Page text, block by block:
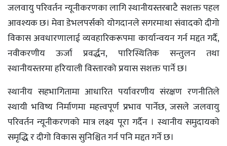
जलवायु परिवर्तन न्यूनीकरणका लागि स्थानीयस्तरबाटै सशक्त पहल
आवश्यक छ। मेवा डेभलपर्सको योगदानले सगरमाथा संवादको दीगो
विकास अवधारणालाई व्यवहारिकरूपमा कार्यान्वयन गर्न मद्दत गर्दै,
नवीकरणीय ऊर्जा प्रवर्द्धन, पारिस्थितिक सन्तुलन तथा
स्थानीयस्तरमा हरियाली विस्तारको प्रयास सशक्त पार्ने छ।
स्थानीय सहभागितामा आधारित पर्यावरणीय संरक्षण रणनीतिले
स्थायी भविष्य निर्माणमा महत्त्वपूर्ण प्रभाव पार्नेछ, जसले जलवायु
परिवर्तन न्यूनीकरणको मात्र लक्ष्य पूरा गर्दैन । स्थानीय समुदायको
समृद्धि र दीगो विकास सुनिश्चित गर्न पनि मद्दत गर्ने छ।